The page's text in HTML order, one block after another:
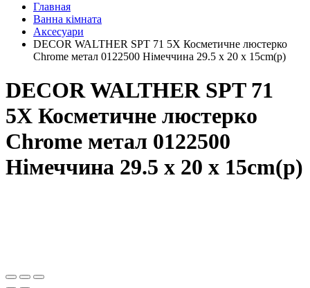
Главная
Ванна кімната
Аксесуари
DECOR WALTHER SPT 71 5X Косметичне люстерко
Chrome метал 0122500 Німеччина 29.5 x 20 x 15cm(р)
DECOR WALTHER SPT 71
5X Косметичне люстерко
Chrome метал 0122500
Німеччина 29.5 x 20 x 15cm(р)